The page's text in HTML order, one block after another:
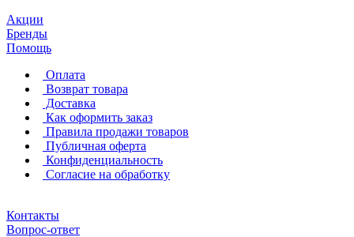
Акции
Бренды
Помощь
Оплата
Возврат товара
Доставка
Как оформить заказ
Правила продажи товаров
Публичная оферта
Конфиденциальность
Согласие на обработку
Контакты
Вопрос-ответ